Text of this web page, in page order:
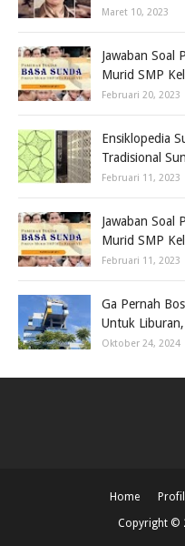
Maret 10, 2023
Jawaban Soal
Murid SMP
Februari 20, 2023
Ensiklopedia
Tradisional
Februari 11, 2023
Jawaban Soal
Murid SMP
Februari 11, 2023
Ga Pernah
Untuk
Oktober 24, 2024
Home Profil
Copyright ©